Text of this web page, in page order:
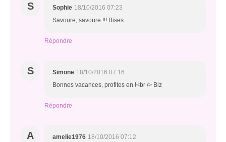
S Sophie 18/10/2016 07:23
Savoure, savoure !!! Bises
Répondre
S Simone 18/10/2016 07:16
Bonnes vacances, profites en !<br /> Biz
Répondre
A amelie1976 18/10/2016 07:12